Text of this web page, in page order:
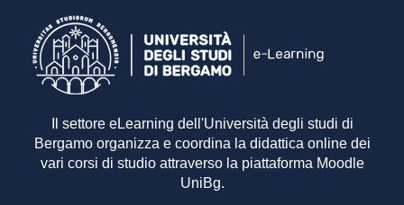
Il settore eLearning dell'Università degli studi di
Bergamo organizza e coordina la didattica online dei
vari corsi di studio attraverso la piattaforma Moodle
UniBg.